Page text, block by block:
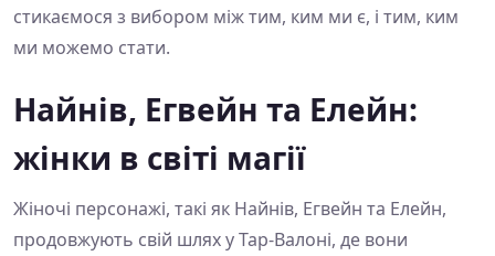
стикаємося з вибором між тим, ким ми є, і тим, ким
ми можемо стати.
Найнів, Егвейн та Елейн:
жінки в світі магії
Жіночі персонажі, такі як Найнів, Егвейн та Елейн,
продовжують свій шлях у Тар-Валоні, де вони